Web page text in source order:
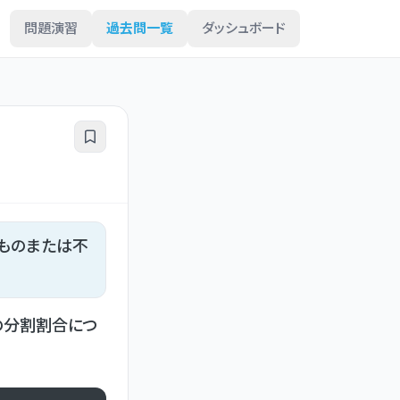
問題演習 過去問一覧 ダッシュボード
のまたは不
分割割合につ